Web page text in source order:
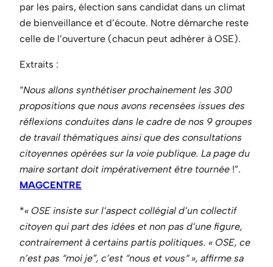
par les pairs, élection sans candidat dans un climat
de bienveillance et d’écoute. Notre démarche reste
celle de l’ouverture (chacun peut adhérer à OSE).
Extraits :
“Nous allons synthétiser prochainement les 300
propositions que nous avons recensées issues des
réflexions conduites dans le cadre de nos 9 groupes
de travail thématiques ainsi que des consultations
citoyennes opérées sur la voie publique. La page du
maire sortant doit impérativement être tournée !”.
MAGCENTRE
*« OSE insiste sur l’aspect collégial d’un collectif
citoyen qui part des idées et non pas d’une figure,
contrairement à certains partis politiques. « OSE, ce
n’est pas “moi je”, c’est “nous et vous“ », affirme sa